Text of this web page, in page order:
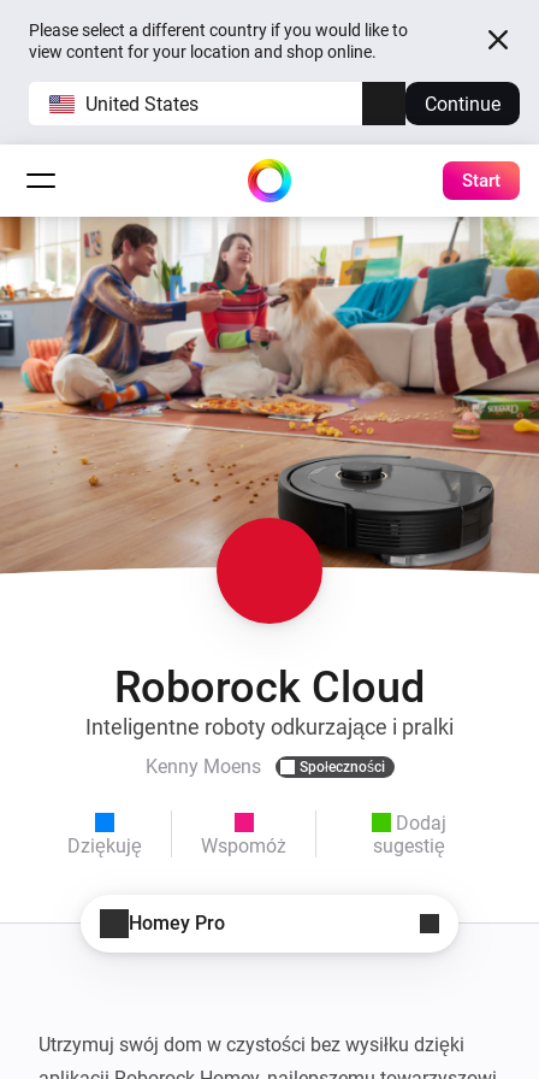
Please select a different country if you would like to
view content for your location and shop online.
United States Continue
Start
Roborock Cloud
Inteligentne roboty odkurzające i pralki
Kenny Moens Społeczności
Dziękuję Wspomóż
Dodaj
sugestię
Homey Pro
Utrzymuj swój dom w czystości bez wysiłku dzięki